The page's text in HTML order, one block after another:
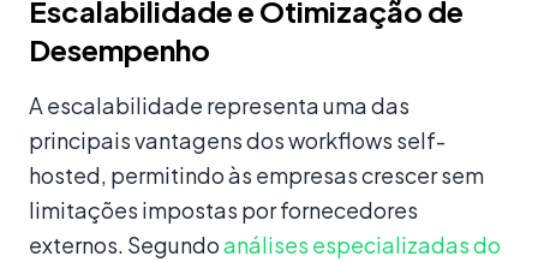
Escalabilidade e Otimização de
Desempenho
A escalabilidade representa uma das
principais vantagens dos workflows self-
hosted, permitindo às empresas crescer sem
limitações impostas por fornecedores
externos. Segundoanálises especializadas do